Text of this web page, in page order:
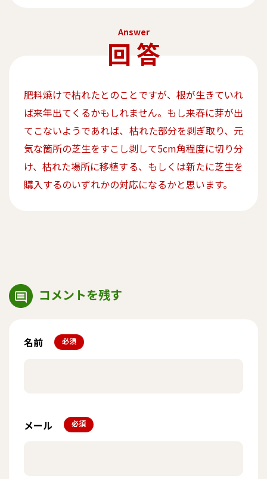
Answer
回 答
肥料焼けで枯れたとのことですが、根が生きていれ
ば来年出てくるかもしれません。もし来春に芽が出
てこないようであれば、枯れた部分を剥ぎ取り、元
気な箇所の芝生をすこし剥して5cm角程度に切り分
け、枯れた場所に移植する、もしくは新たに芝生を
購入するのいずれかの対応になるかと思います。
コメントを残す
名前 *
メール *